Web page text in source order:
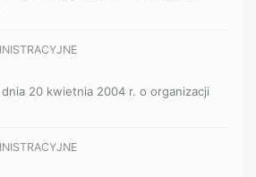
20 kwietnia 2004 r. o organizacji